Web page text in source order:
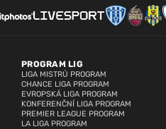
PROGRAM LIG
LIGA MISTRŮ PROGRAM
CHANCE LIGA PROGRAM
EVROPSKÁ LIGA PROGRAM
KONFERENČNÍ LIGA PROGRAM
PREMIER LEAGUE PROGRAM
LA LIGA PROGRAM